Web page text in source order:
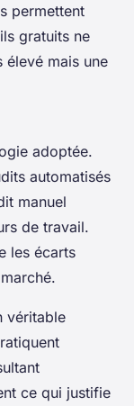
permettent
gratuits ne
élevé mais une
adoptée.
automatisés
manuel
de travail.
les écarts
véritable
ce qui justifie